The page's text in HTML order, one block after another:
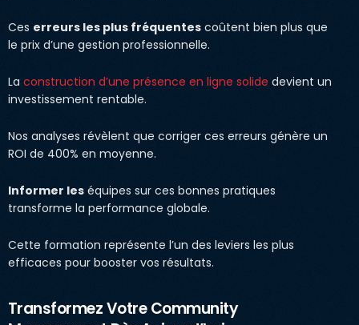
Ces erreurs les plus fréquentes coûtent bien plus que
le prix d’une gestion professionnelle.
La construction d’une présence en ligne solide devient un
investissement rentable.
Nos analyses révèlent que corriger ces erreurs génère un
ROI de 400% en moyenne.
Informer les équipes sur ces bonnes pratiques
transforme la performance globale.
Cette formation représente l’un des leviers les plus
efficaces pour booster vos résultats.
Transformez Votre Community